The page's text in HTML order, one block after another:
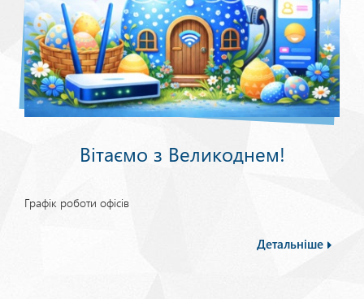
Вітаємо з Великоднем!
Графік роботи офісів
Детальніше